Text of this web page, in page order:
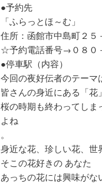
●予約先
「ふらっとほ～む」
住所：函館市中島町２５
☆予約電話番号→０８０
●停車駅（内容）
今回の夜好伝者のテーマ
皆さんの身近にある「花
桜の時期も終わってし
よね
。
身近な花、珍しい花、世
そこの花好きの あなた
あっちの花には興味がな